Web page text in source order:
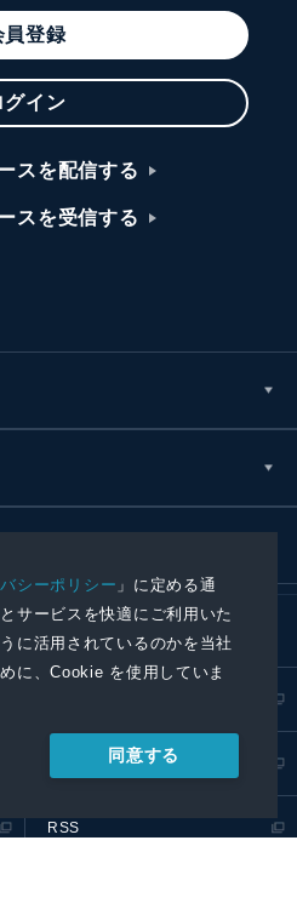
シーポリシー 」に定める通
サービスを快適にご利用いた
に活用されているのかを当社
に、Cookie を使用していま
同意する
員登録
グイン
スを配信する
スを受信する
プレスリリース取扱基準
RSS